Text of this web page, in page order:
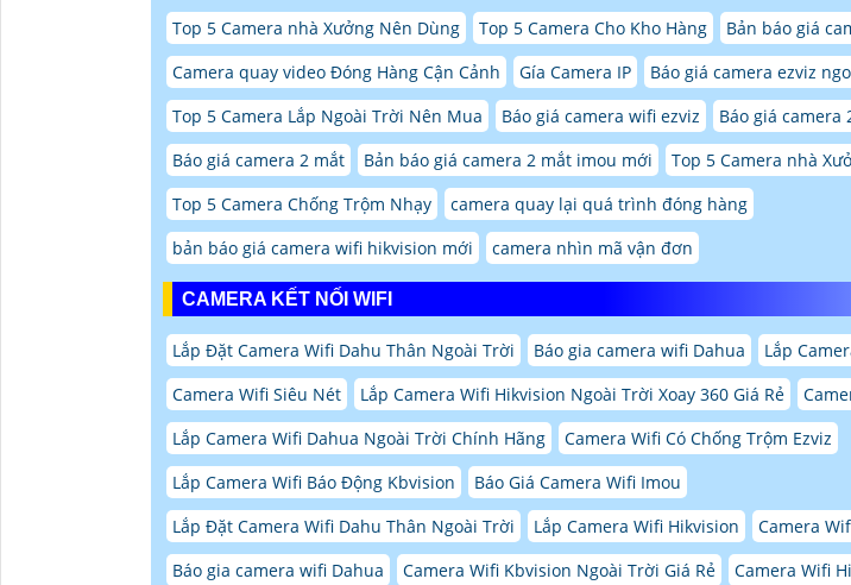
Top 5 Camera nhà Xưởng Nên Dùng Top 5 Camera Cho Kho Hàng
Bản báo giá
Camera quay video Đóng Hàng Cận Cảnh
Gía Camera IP
Báo giá camera ezviz
Top 5 Camera Lắp Ngoài Trời Nên Mua
Báo giá camera wifi ezviz
Báo giá
Báo giá camera 2 mắt
Bản báo giá camera 2 mắt imou mới
Top 5 Camera nhà
Top 5 Camera Chống Trộm Nhạy
camera quay lại quá trình đóng hàng
bản báo giá camera wifi hikvision mới
camera nhìn mã vận đơn
CAMERA KẾT NỐI WIFI
Lắp Đặt Camera Wifi Dahu Thân Ngoài Trời Báo gia camera wifi Dahua
Lắp
Camera Wifi Siêu Nét
Lắp Camera Wifi Hikvision Ngoài Trời Xoay 360 Giá Rẻ
Lắp Camera Wifi Dahua Ngoài Trời Chính Hãng
Camera Wifi Có Chống Trộm Ezviz
Lắp Camera Wifi Báo Động Kbvision
Báo Giá Camera Wifi Imou
Lắp Đặt Camera Wifi Dahu Thân Ngoài Trời
Lắp Camera Wifi Hikvision
Camera
Báo gia camera wifi Dahua
Camera Wifi Kbvision Ngoài Trời Giá Rẻ Camera Wifi